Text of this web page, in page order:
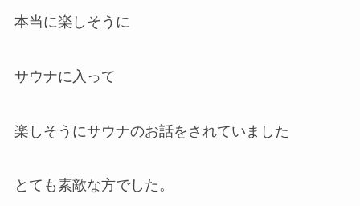
本当に楽しそうに
サウナに入って
楽しそうにサウナのお話をされていました
とても素敵な方でした。